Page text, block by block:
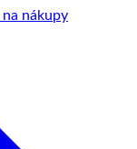
na nákupy